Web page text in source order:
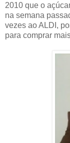
2010 que o
na semana
vezes ao ALDI,
para comprar